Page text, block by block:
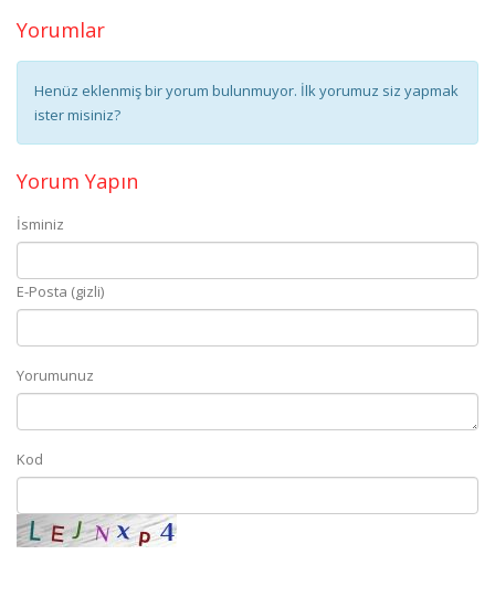
Yorumlar
Henüz eklenmiş bir yorum bulunmuyor. İlk yorumuz siz yapmak
ister misiniz?
Yorum Yapın
İsminiz
E-Posta (gizli)
Yorumunuz
Kod